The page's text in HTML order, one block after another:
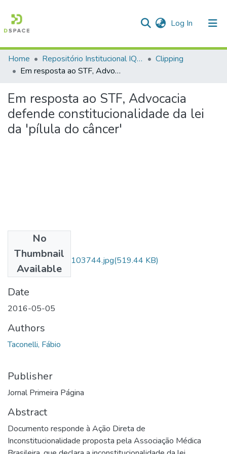
Log In (current)
Communities & Collections
Statistics
Home Repositório Institucional IQSC
Clipping
Em resposta ao STF, Advocacia defende constitucionalidade da lei da 'pílula do câncer'
Em resposta ao STF, Advocacia
defende constitucionalidade da lei
da 'pílula do câncer'
No
Thumbnail
Available
IMG_20160928_103744.jpg(519.44 KB)
23.jpg(1.35 MB)
Date
2016-05-05
Authors
Taconelli, Fábio
Publisher
Jornal Primeira Página
Abstract
Documento responde à Ação Direta de
Inconstitucionalidade proposta pela Associação Médica